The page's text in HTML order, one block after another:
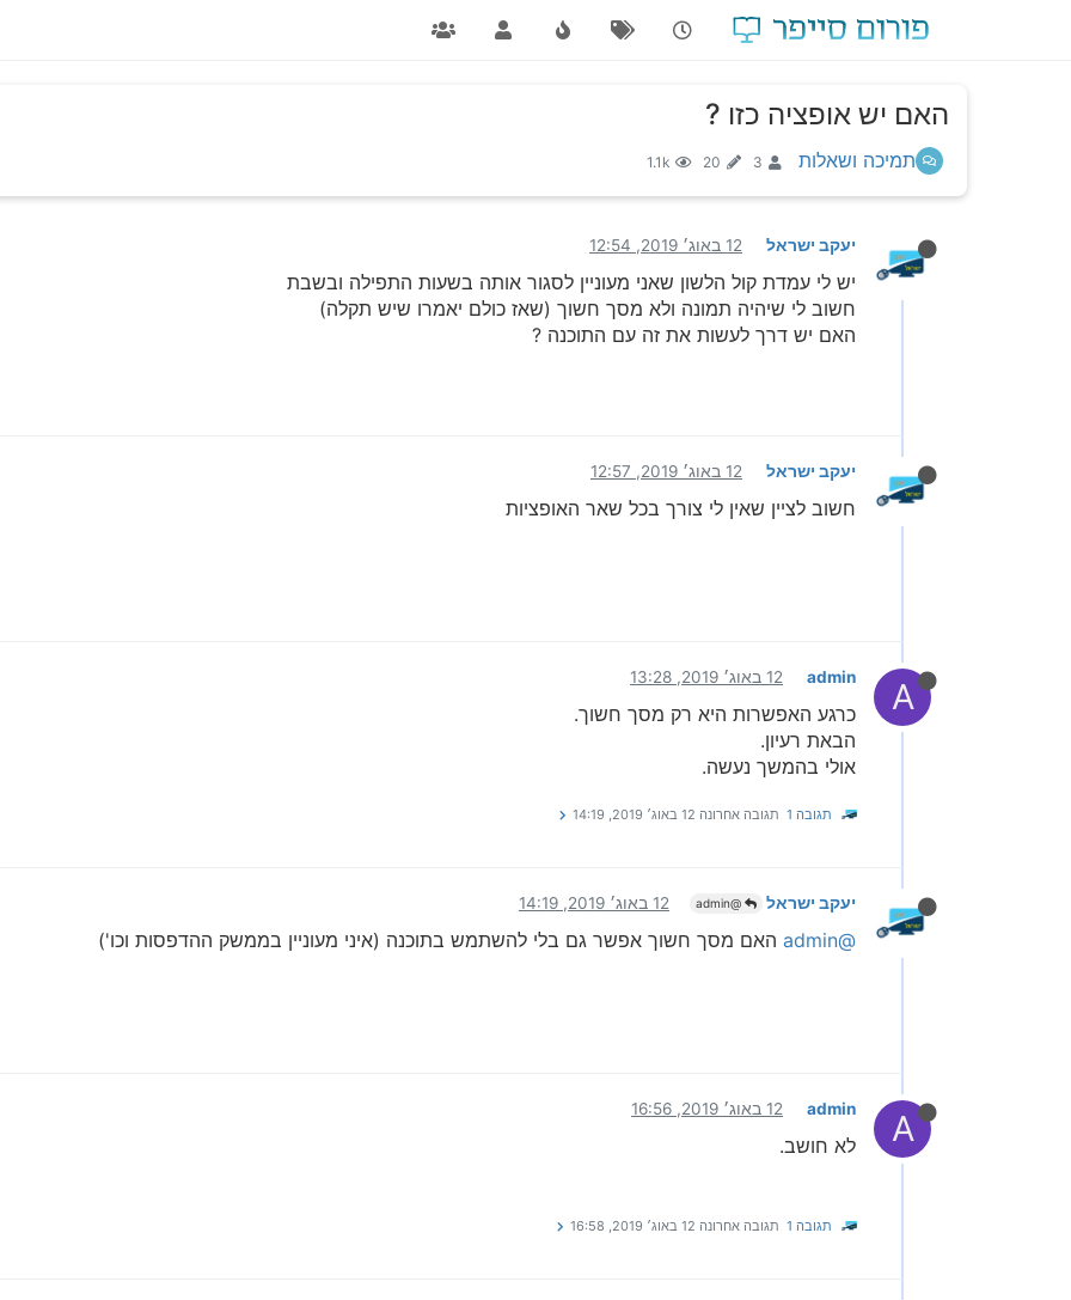
האם יש אופציה כזו ?
תמיכה ושאלות 3
20
1.1k
יעקב ישראל 12 באוג׳ 2019, 12:54
יש לי עמדת קול הלשון שאני מעוניין לסגור אותה בשעות התפילה ובשבת
חשוב לי שיהיה תמונה ולא מסך חשוך (שאז כולם יאמרו שיש תקלה)
האם יש דרך לעשות את זה עם התוכנה ?
יעקב ישראל 12 באוג׳ 2019, 12:57
חשוב לציין שאין לי צורך בכל שאר האופציות
A
admin 12 באוג׳ 2019, 13:28
כרגע האפשרות היא רק מסך חשוך.
הבאת רעיון.
אולי בהמשך נעשה.
תגובה 1 תגובה אחרונה 12 באוג׳ 2019, 14:19
יעקב ישראל @admin 12 באוג׳ 2019, 14:19
@admin האם מסך חשוך אפשר גם בלי להשתמש בתוכנה (איני מעוניין בממשק ההדפסות וכו')
A
admin 12 באוג׳ 2019, 16:56
לא חושב.
תגובה 1 תגובה אחרונה 12 באוג׳ 2019, 16:58